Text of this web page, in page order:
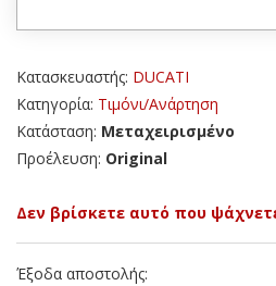
Κατασκευαστής: DUCATI
Κατηγορία: Τιμόνι/Ανάρτηση
Κατάσταση: Μεταχειρισμένο
Προέλευση: Original
Δεν βρίσκετε αυτό που
Έξοδα αποστολής: